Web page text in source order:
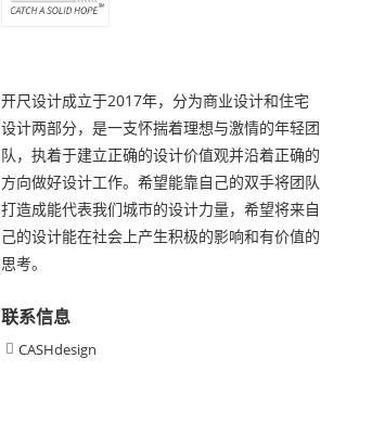
开尺设计成立于2017年，分为商业设计和住宅
设计两部分，是一支怀揣着理想与激情的年轻团
队，执着于建立正确的设计价值观并沿着正确的
方向做好设计工作。希望能靠自己的双手将团队
打造成能代表我们城市的设计力量，希望将来自
己的设计能在社会上产生积极的影响和有价值的
思考。
联系信息
 CASHdesign